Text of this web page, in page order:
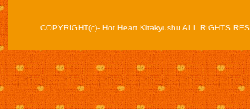
COPYRIGHT(c)- Hot Heart Kitakyushu ALL RIGHTS